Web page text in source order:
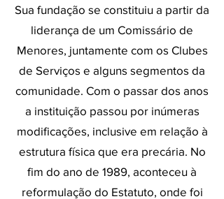
Sua fundação se constituiu a partir da
liderança de um Comissário de
Menores, juntamente com os Clubes
de Serviços e alguns segmentos da
comunidade. Com o passar dos anos
a instituição passou por inúmeras
modificações, inclusive em relação à
estrutura física que era precária. No
fim do ano de 1989, aconteceu à
reformulação do Estatuto, onde foi